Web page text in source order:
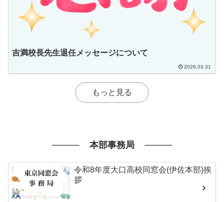
吉満校長先生退任メッセージについて
2026.03.31
もっと見る
本部事務局
令和8年度大口高校同窓会(伊佐本部)挨
拶